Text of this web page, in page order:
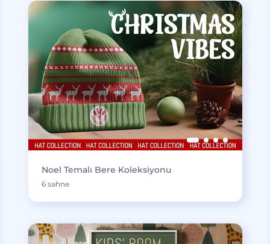
Noel Temalı Bere Koleksiyonu
6 sahne